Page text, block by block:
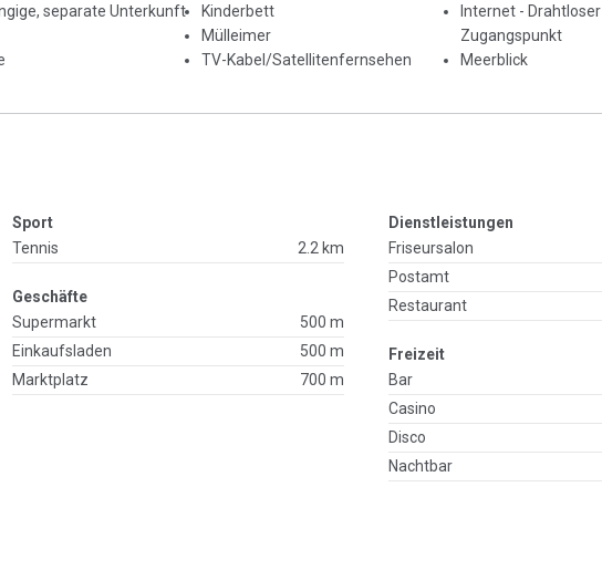
separate Unterkunft
Kinderbett
Mülleimer
TV-Kabel/Satellitenfernsehen
Internet - Drahtloser
Zugangspunkt
Meerblick
Sport
Tennis
2.2 km
Geschäfte
Supermarkt
500 m
Einkaufsladen
500 m
Marktplatz
700 m
Dienstleistungen
Friseursalon
Postamt
Restaurant
Freizeit
Bar
Casino
Disco
Nachtbar